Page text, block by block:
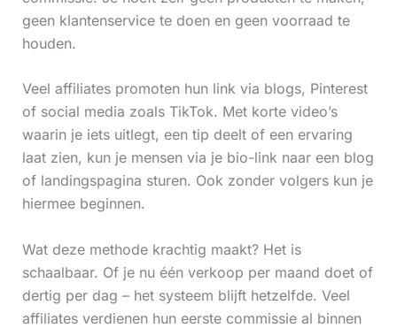
geen klantenservice te doen en geen voorraad te
houden.
Veel affiliates promoten hun link via blogs, Pinterest
of social media zoals TikTok. Met korte video’s
waarin je iets uitlegt, een tip deelt of een ervaring
laat zien, kun je mensen via je bio-link naar een blog
of landingspagina sturen. Ook zonder volgers kun je
hiermee beginnen.
Wat deze methode krachtig maakt? Het is
schaalbaar. Of je nu één verkoop per maand doet of
dertig per dag – het systeem blijft hetzelfde. Veel
affiliates verdienen hun eerste commissie al binnen